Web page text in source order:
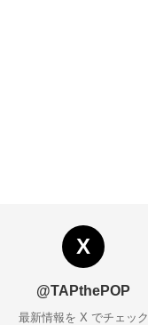
X
@TAPthePOP
最新情報を X でチェック